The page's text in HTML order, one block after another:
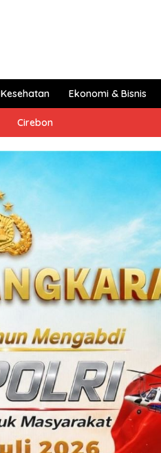
Kesehatan Ekonomi & Bisnis
Cirebon